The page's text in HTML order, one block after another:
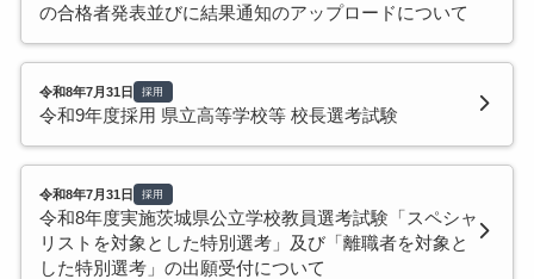
の合格者発表並びに結果通知のアップロードについて
令和8年7月31日 採用
令和9年度採用 県立高等学校等 校長選考試験
令和8年7月31日 採用
令和8年度実施茨城県公立学校教員選考試験「スペシャ
リストを対象とした特別選考」及び「離職者を対象と
した特別選考」の出願受付について